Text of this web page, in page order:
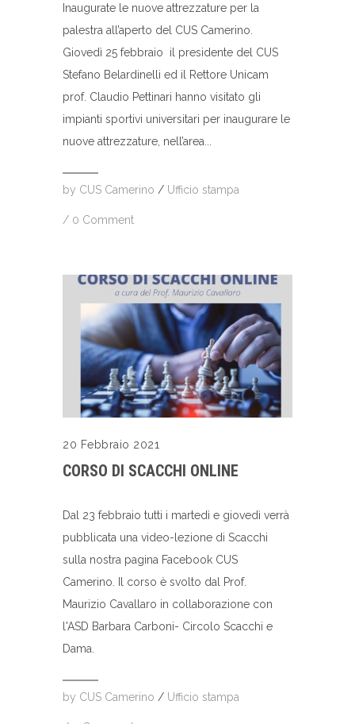
Inaugurate le nuove attrezzature per la
palestra all’aperto del CUS Camerino.
Giovedì 25 febbraio il presidente del CUS
Stefano Belardinelli ed il Rettore Unicam
prof. Claudio Pettinari hanno visitato gli
impianti sportivi universitari per inaugurare le
nuove attrezzature, nell’area...
by CUS Camerino / Ufficio stampa
/ 0 Comment
20 Febbraio 2021
CORSO DI SCACCHI ONLINE
Dal 23 febbraio tutti i martedì e giovedì verrà
pubblicata una video-lezione di Scacchi
sulla nostra pagina Facebook CUS
Camerino. Il corso è svolto dal Prof.
Maurizio Cavallaro in collaborazione con
l'ASD Barbara Carboni- Circolo Scacchi e
Dama.
by CUS Camerino / Ufficio stampa